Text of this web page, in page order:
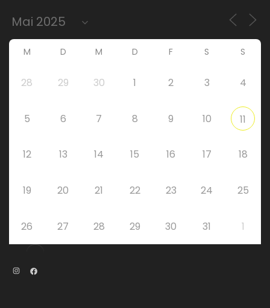
M D M D F S S
28 29 30 1 2 3 4
5 6 7 8 9 10 11
12 13 14 15 16 17 18
19 20 21 22 23 24 25
26 27 28 29 30 31 1